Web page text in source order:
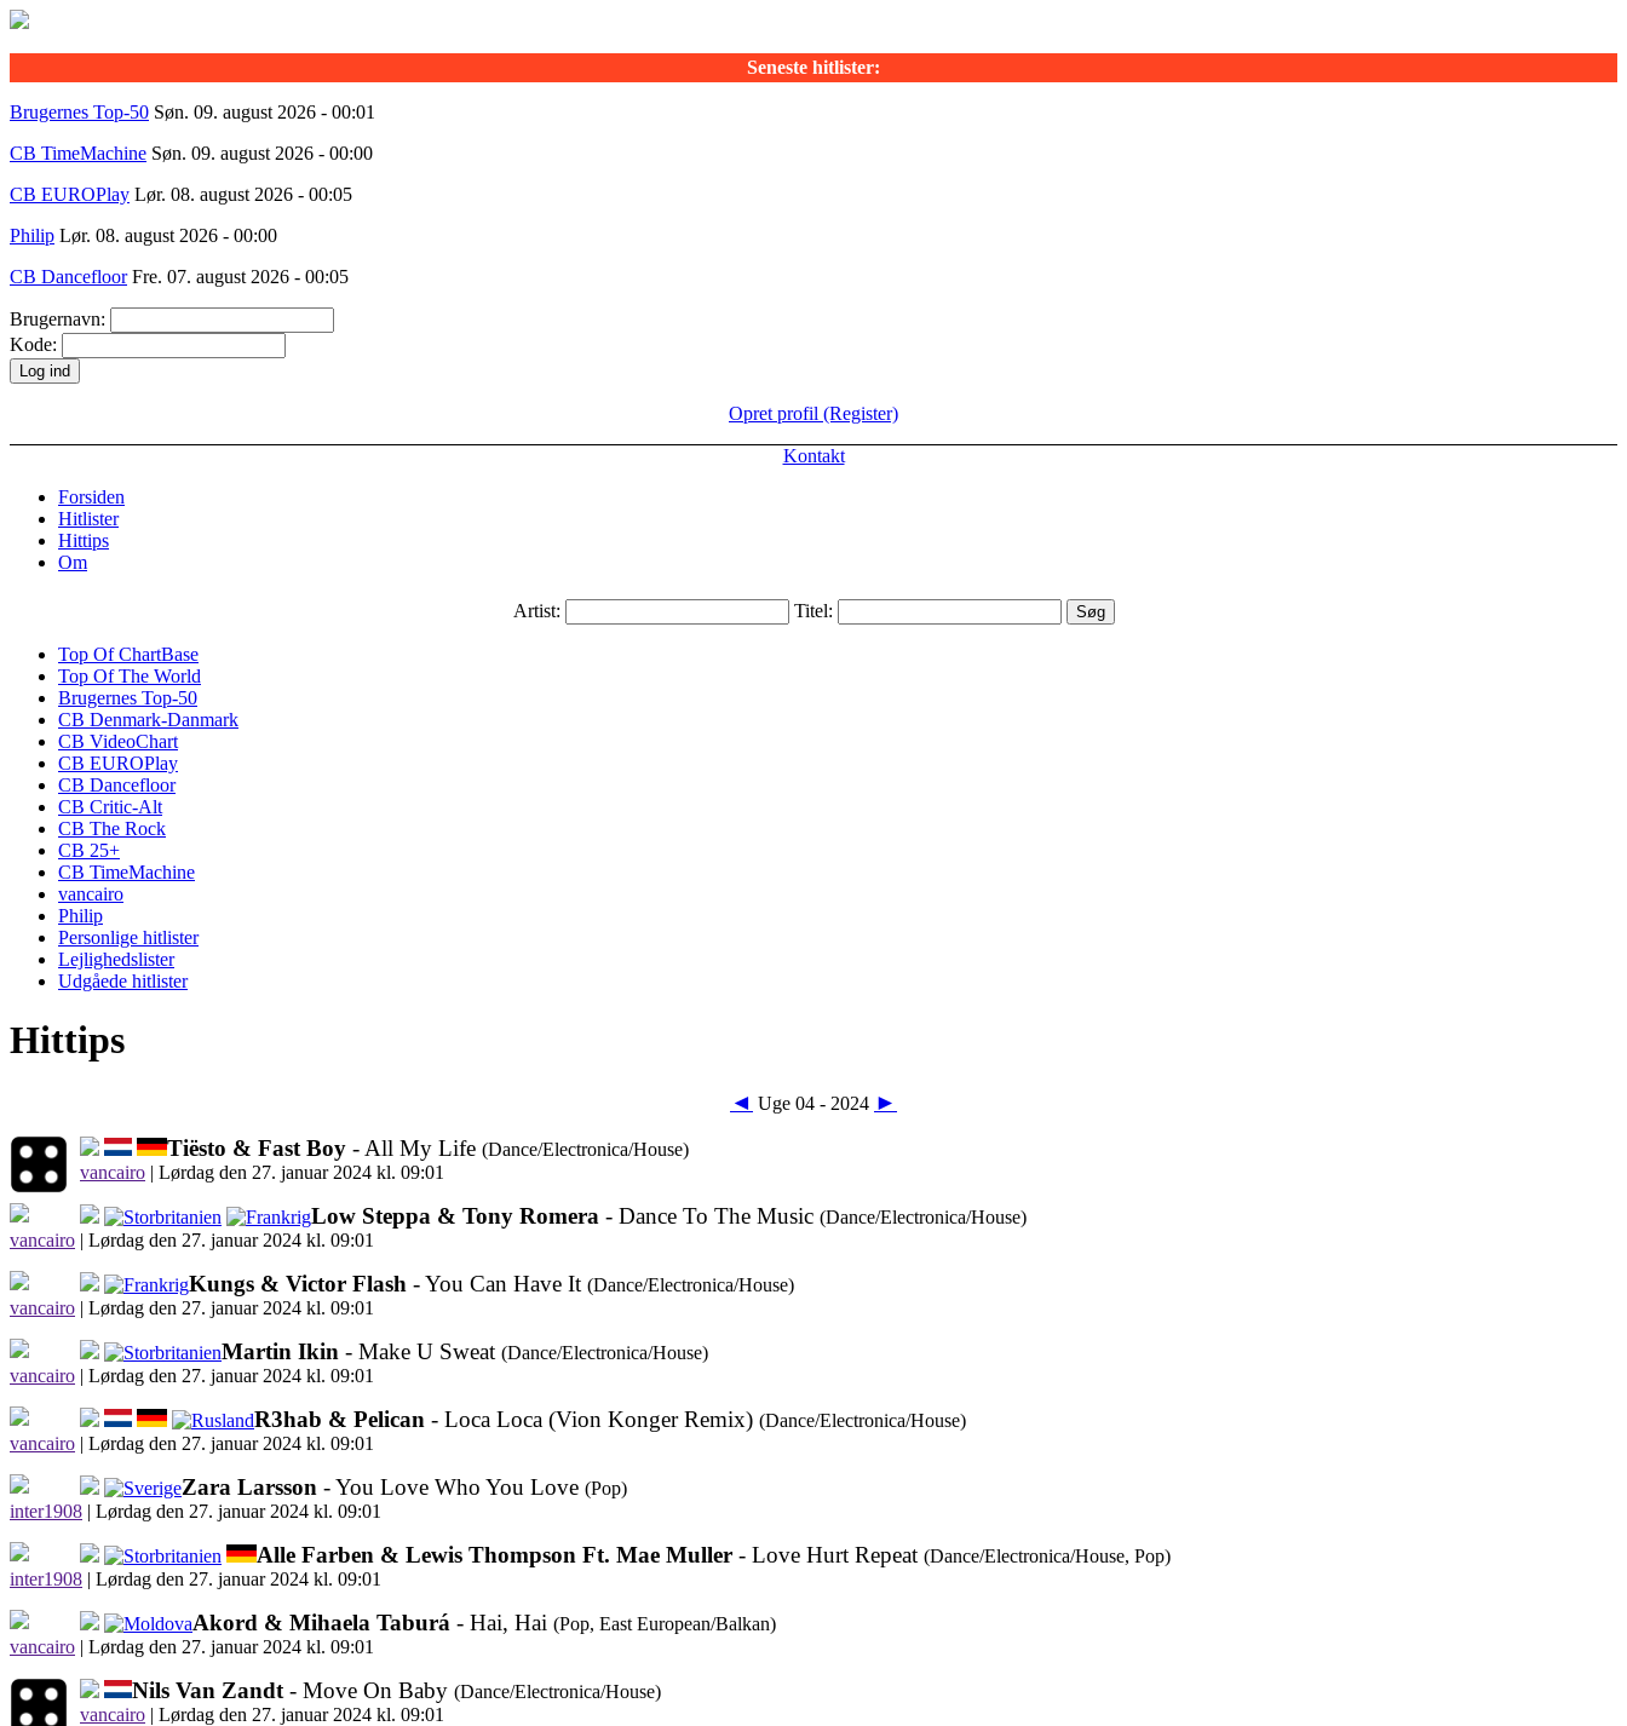
Seneste hitlister:
Brugernes Top-50 Søn. 09. august 2026 - 00:01
CB TimeMachine Søn. 09. august 2026 - 00:00
CB EUROPlay Lør. 08. august 2026 - 00:05
Philip Lør. 08. august 2026 - 00:00
CB DancefloorFre. 07. august 2026 - 00:05
Brugernavn:
Kode:
Opret profil (Register)
Kontakt
Forsiden
Hitlister
Hittips
Om
Artist: Titel:
Top Of ChartBase
Top Of The World
Brugernes Top-50
CB Denmark-Danmark
CB VideoChart
CB EUROPlay
CB Dancefloor
CB Critic-Alt
CB The Rock
CB 25+
CB TimeMachine
vancairo
Philip
Personlige hitlister
Lejlighedslister
Udgåede hitlister
Hittips
◄ Uge 04 - 2024 ►
Tiësto & Fast Boy - All My Life (Dance/Electronica/House)
vancairo | Lørdag den 27. januar 2024 kl. 09:01
Low Steppa & Tony Romera - Dance To The Music (Dance/Electronica/House)
vancairo | Lørdag den 27. januar 2024 kl. 09:01
Kungs & Victor Flash - You Can Have It (Dance/Electronica/House)
vancairo | Lørdag den 27. januar 2024 kl. 09:01
Martin Ikin - Make U Sweat (Dance/Electronica/House)
vancairo | Lørdag den 27. januar 2024 kl. 09:01
R3hab & Pelican - Loca Loca (Vion Konger Remix) (Dance/Electronica/House)
vancairo | Lørdag den 27. januar 2024 kl. 09:01
Zara Larsson - You Love Who You Love (Pop)
inter1908 | Lørdag den 27. januar 2024 kl. 09:01
Alle Farben & Lewis Thompson Ft. Mae Muller - Love Hurt Repeat (Dance/Electronica/House, Pop)
inter1908 | Lørdag den 27. januar 2024 kl. 09:01
Akord & Mihaela Taburá - Hai, Hai (Pop, East European/Balkan)
vancairo | Lørdag den 27. januar 2024 kl. 09:01
Nils Van Zandt - Move On Baby (Dance/Electronica/House)
vancairo | Lørdag den 27. januar 2024 kl. 09:01